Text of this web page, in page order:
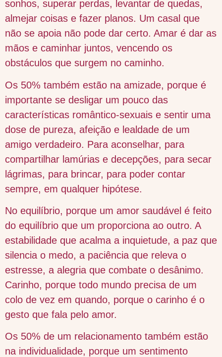
sonhos, superar perdas, levantar de quedas,
almejar coisas e fazer planos. Um casal que
não se apoia não pode dar certo. Amar é dar as
mãos e caminhar juntos, vencendo os
obstáculos que surgem no caminho.
Os 50% também estão na amizade, porque é
importante se desligar um pouco das
características romântico-sexuais e sentir uma
dose de pureza, afeição e lealdade de um
amigo verdadeiro. Para aconselhar, para
compartilhar lamúrias e decepções, para secar
lágrimas, para brincar, para poder contar
sempre, em qualquer hipótese.
No equilíbrio, porque um amor saudável é feito
do equilíbrio que um proporciona ao outro. A
estabilidade que acalma a inquietude, a paz que
silencia o medo, a paciência que releva o
estresse, a alegria que combate o desânimo.
Carinho, porque todo mundo precisa de um
colo de vez em quando, porque o carinho é o
gesto que fala pelo amor.
Os 50% de um relacionamento também estão
na individualidade, porque um sentimento